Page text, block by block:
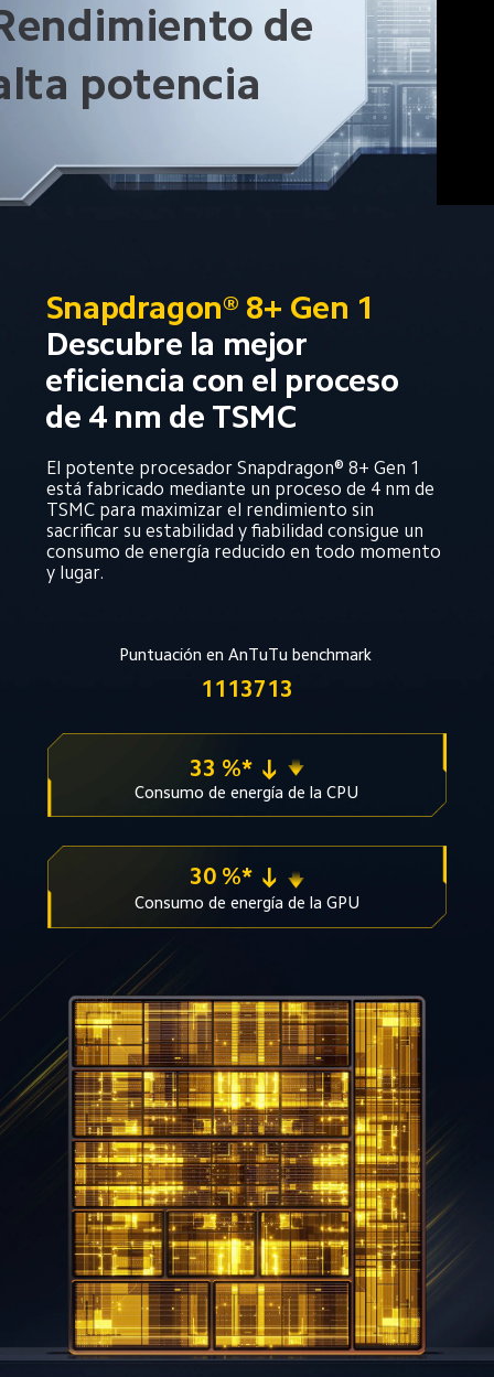
de
potencia
Snapdragon® 8+ Gen 1
Descubre la mejor
eficiencia con el proceso
de 4 nm de TSMC
El potente procesador Snapdragon® 8+ Gen 1
está fabricado mediante un proceso de 4 nm de
TSMC para maximizar el rendimiento sin
sacrificar su estabilidad y fiabilidad consigue un
consumo de energía reducido en todo momento
y lugar.
Puntuación en AnTuTu benchmark
1113713
33 %* ↓
Consumo de energía de la CPU
30 %* ↓
Consumo de energía de la GPU